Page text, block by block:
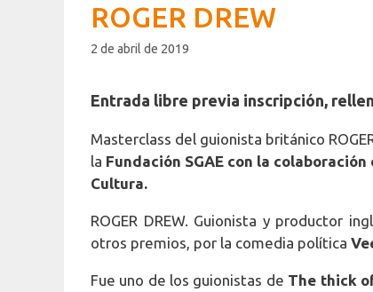
ROGER DREW
2 de abril de 2019
Entrada libre previa inscripción,
Masterclass del guionista británico
la Fundación SGAE con la
Cultura.
ROGER DREW. Guionista y productor
otros premios, por la comedia política
Fue uno de los guionistas de The thick